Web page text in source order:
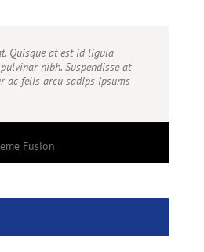
Quisque at est id ligula
nibh. Suspendisse at
ac felis arcu sadips ipsums
Fusion